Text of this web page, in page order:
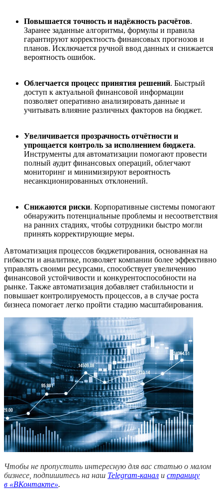
Повышается точность и надёжность расчётов.
Заранее заданные алгоритмы, формулы и правила
гарантируют корректность финансовых прогнозов и
планов. Исключается ручной ввод данных и снижается
вероятность ошибок.
Облегчается процесс принятия решений. Быстрый
доступ к актуальной финансовой информации
позволяет оперативно анализировать данные и
учитывать влияние различных факторов на бюджет.
Увеличивается прозрачность отчётности и
упрощается контроль за исполнением бюджета.
Инструменты для автоматизации помогают провести
полный аудит финансовых операций, облегчают
мониторинг и минимизируют вероятность
несанкционированных отклонений.
Снижаются риски. Корпоративные системы помогают
обнаружить потенциальные проблемы и несоответствия
на ранних стадиях, чтобы сотрудники быстро могли
принять корректирующие меры.
Автоматизация процессов бюджетирования, основанная на
гибкости и аналитике, позволяет компании более эффективно
управлять своими ресурсами, способствует увеличению
финансовой устойчивости и конкурентоспособности на
рынке. Также автоматизация добавляет стабильности и
повышает контролируемость процессов, а в случае роста
бизнеса помогает легко пройти стадию масштабирования.
Чтобы не пропустить интересную для вас статью о малом
бизнесе, подпишитесь на наш Telegram-канал и страницу
в «ВКонтакте».